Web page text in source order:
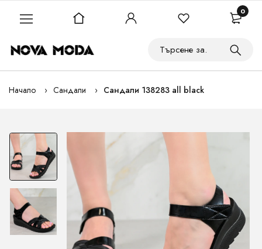
Начало Сандали Сандали 138283 all black
0